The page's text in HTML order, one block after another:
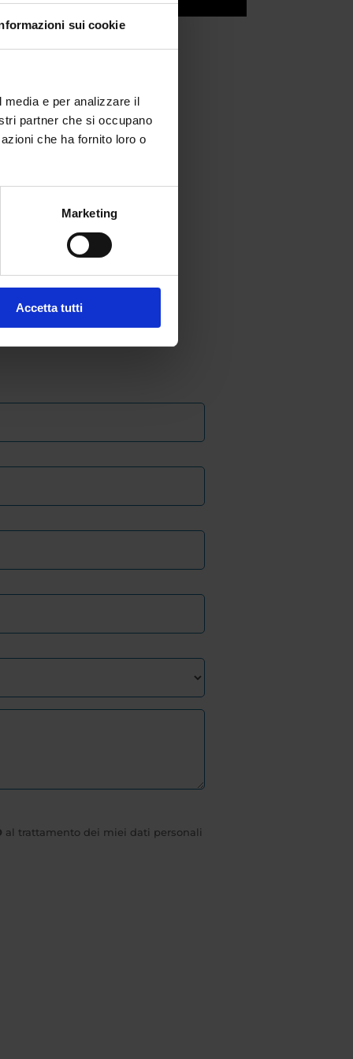
sui cookie
e per analizzare il
partner che si occupano
che ha fornito loro o
Marketing
Accetta tuttiformativa
al trattamento dei miei dati personali